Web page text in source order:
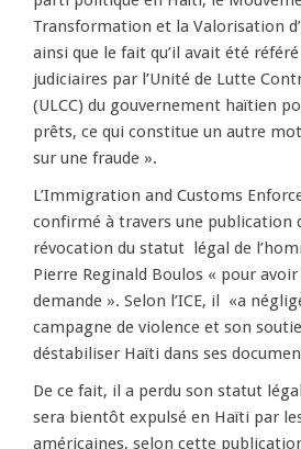
Transformation et la Valorisation
ainsi que le fait qu’il avait été
judiciaires par l’Unité de Lutte
(ULCC) du gouvernement haïtien
prêts, ce qui constitue un autre
sur une fraude ».
L’Immigration and Customs
confirmé à travers une publication
révocation du statut légal de
Pierre Reginald Boulos « pour
demande ». Selon l’ICE, il «a
campagne de violence et son
déstabiliser Haïti dans ses
De ce fait, il a perdu son statut
sera bientôt expulsé en Haïti par
américaines, selon cette